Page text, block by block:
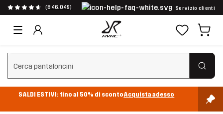
(846.049) Servizio clienti
Cancella ricerca
SALDI ESTIVI: fino al 50% di scontoAcquista adesso